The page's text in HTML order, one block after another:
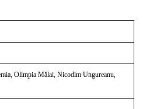
Olimpia Mălai, Nicodim Ungureanu,